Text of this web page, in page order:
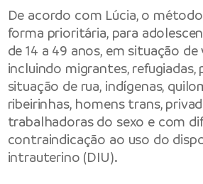
De acordo com Lúcia, o
forma prioritária, para
de 14 a 49 anos, em situação
incluindo migrantes, refugiadas,
situação de rua, indígenas,
ribeirinhas, homens trans,
trabalhadoras do sexo e com
contraindicação ao uso do
intrauterino (DIU).